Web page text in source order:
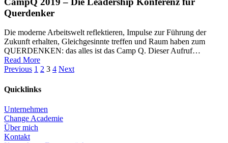
Querdenker
Die moderne Arbeitswelt reflektieren, Impulse zur Führung der
Zukunft erhalten, Gleichgesinnte treffen und Raum haben zum
QUERDENKEN: das alles ist das Camp Q. Dieser Aufruf…
Read More
Previous 1 2 3 4 Next
Quicklinks
Unternehmen
Change Academie
Über mich
Kontakt